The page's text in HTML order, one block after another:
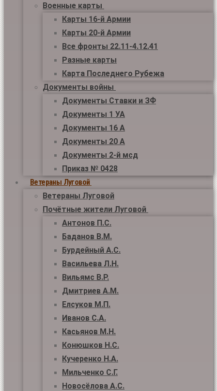
Военные карты
Карты 16-й Армии
Карты 20-й Армии
Все фронты 22.11-4.12.41
Разные карты
Карта Последнего Рубежа
Документы войны
Документы Ставки и ЗФ
Документы 1 УА
Документы 16 А
Документы 20 А
Документы 2-й мсд
Приказ № 0428
Ветераны Луговой
Ветераны Луговой
Почётные жители Луговой
Антонов П.С.
Баданов В.М.
Бурдейный А.С.
Васильева Л.Н.
Вильямс В.Р.
Дмитриев А.М.
Елсуков М.П.
Иванов С.А.
Касьянов М.Н.
Конюшков Н.С.
Кучеренко Н.А.
Мильченко С.Г.
Новосёлова А.С.